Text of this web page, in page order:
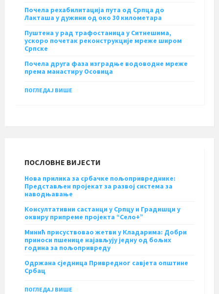
Почела рехабилитација пута од Српца до
Лакташа у дужини од око 30 километара
Пуштена у рад трафостаница у Ситнешима,
ускоро почетак реконструкције мреже широм
Српске
Почела друга фаза изградње водоводне мреже
према манастиру Осовица
ПОГЛЕДАЈ ВИШЕ
ПОСЛОВНЕ ВИЈЕСТИ
Нова прилика за србачке пољопривреднике:
Представљен пројекат за развој система за
наводњавање
Консултативни састанци у Српцу и Градишци у
оквиру припреме пројекта “Село+”
Минић присуствовао жетви у Кладарима: Добри
приноси пшенице најављују једну од бољих
година за пољопривреду
Одржана сједница Привредног савјета општине
Србац
ПОГЛЕДАЈ ВИШЕ